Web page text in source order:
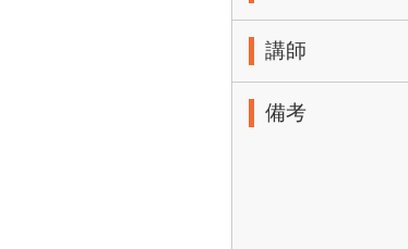
講師
備考